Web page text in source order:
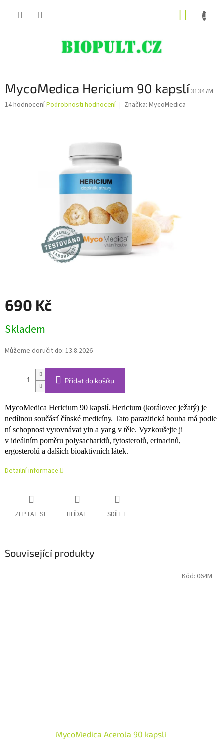
MycoMedica Hericium 90 kapslí31347M
Průměrné
14 hodnoceníPodrobnosti hodnocení Značka: MycoMedica
690 Kč
cena:
Skladem
Můžeme doručit do: 13.8.2026
Přidat do košíku
MycoMedica Hericium 90 kapslí. Hericium (korálovec ježatý) je
nedílnou součástí čínské medicíny. Tato parazitická houba má podle
ní schopnost vyrovnávat yin a yang v těle. Vyzkoušejte ji
v ideálním poměru polysacharidů, fytosterolů, erinacinů,
ergosterolů a dalších bioaktivních látek.
Detailní informace
ZEPTAT SE HLÍDAT SDÍLET
Související produkty
MycoMedica Acerola 90 kapslí
Kód: 064M